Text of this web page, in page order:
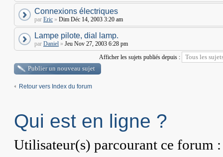
Connexions électriques
par Eric » Dim Déc 14, 2003 3:20 am
Lampe pilote, dial lamp.
par Daniel » Jeu Nov 27, 2003 6:28 pm
Afficher les sujets publiés depuis :
Publier un nouveau sujet
Retour vers Index du forum
Qui est en ligne ?
Utilisateur(s) parcourant ce forum